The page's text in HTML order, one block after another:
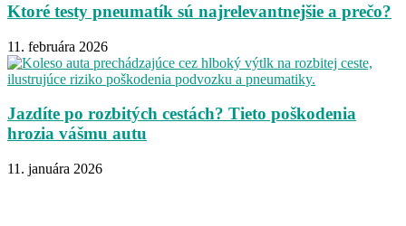
Ktoré testy pneumatík sú najrelevantnejšie a prečo?
11. februára 2026
Jazdíte po rozbitých cestách? Tieto poškodenia
hrozia vášmu autu
11. januára 2026